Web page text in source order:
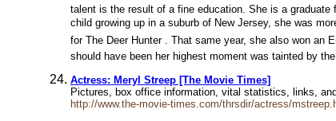
talent is the result of a fine education. She is a
child growing up in a suburb of New Jersey, she was
for The Deer Hunter . That same year, she also won an
should have been her highest moment was tainted by
Actress: Meryl Streep [The Movie Times]
Pictures, box office information, vital statistics, links,
http://www.the-movie-times.com/thrsdir/actress/